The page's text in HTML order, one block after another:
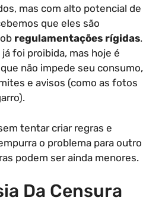
mas com alto potencial de
que eles são
regulamentações rígidas.
foi proibida, mas hoje é
não impede seu consumo,
e avisos (como as fotos
tentar criar regras e
o problema para outro
podem ser ainda menores.
Da Censura